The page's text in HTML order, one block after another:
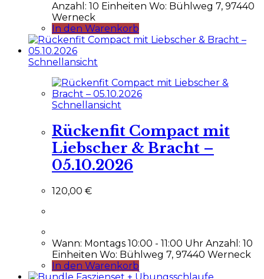
Anzahl: 10 Einheiten Wo: Bühlweg 7, 97440
Werneck
In den Warenkorb
Schnellansicht
Schnellansicht
Rückenfit Compact mit
Liebscher & Bracht –
05.10.2026
120,00 €
Wann: Montags 10:00 - 11:00 Uhr Anzahl: 10
Einheiten Wo: Bühlweg 7, 97440 Werneck
In den Warenkorb